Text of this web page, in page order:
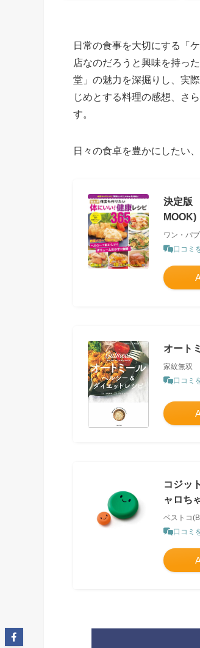
日常の食事を大切にする「
店なのだろうと興味を持っ
堂」の魅力を深掘りし、実
じめとする料理の感想、さ
す。
日々の食卓を豊かにしたい
決定版
MOOK)
ワン・パ
口コミ
オート
家紋無双
口コミ
コジッ
ャロち
ベストコ
口コミ